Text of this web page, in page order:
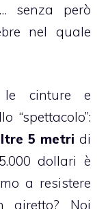
senza però
nel quale
cinture e
“spettacolo”:
5 metri di
dollari è
a resistere
giretto? Noi